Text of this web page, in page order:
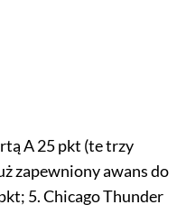
A 25 pkt (te trzy
zapewniony awans do
5. Chicago Thunder